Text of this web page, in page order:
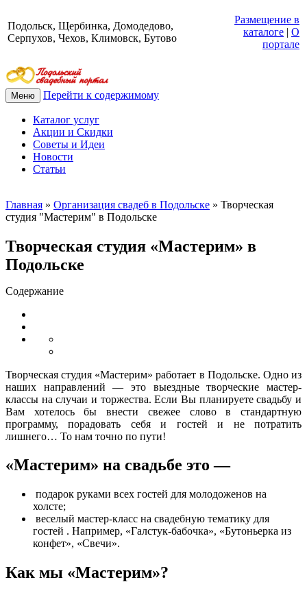
Подольск, Щербинка, Домодедово,
Серпухов, Чехов, Климовск, Бутово
Размещение в
каталоге | О
портале
Меню Перейти к содержимому
Каталог услуг
Акции и Скидки
Советы и Идеи
Новости
Статьи
Главная » Организация свадеб в Подольске » Творческая
студия "Мастерим" в Подольске
Творческая студия «Мастерим» в
Подольске
Содержание
Творческая студия «Мастерим» работает в Подольске. Одно из
наших направлений — это выездные творческие мастер-
классы на случаи и торжества. Если Вы планируете свадьбу и
Вам хотелось бы внести свежее слово в стандартную
программу, порадовать себя и гостей и не потратить
лишнего… То нам точно по пути!
«Мастерим» на свадьбе это —
подарок руками всех гостей для молодоженов на
холсте;
веселый мастер-класс на свадебную тематику для
гостей . Например, «Галстук-бабочка», «Бутоньерка из
конфет», «Свечи».
Как мы «Мастерим»?